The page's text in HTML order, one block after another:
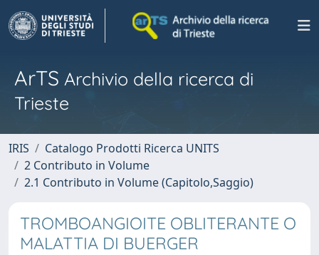
ArTS Archivio della ricerca di
Trieste
IRIS
Catalogo Prodotti Ricerca UNITS
2 Contributo in Volume
2.1 Contributo in Volume (Capitolo,Saggio)
TROMBOANGIOITE OBLITERANTE O
MALATTIA DI BUERGER